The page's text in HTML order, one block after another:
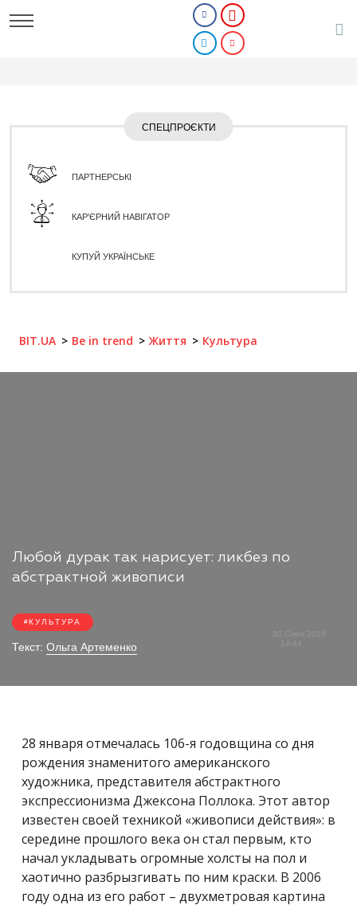
СПЕЦПРОЄКТИ
ПАРТНЕРСЬКІ
КАР'ЄРНИЙ НАВІГАТОР
КУПУЙ УКРАЇНСЬКЕ
BIT.UA Be in trend Життя Культура
Любой дурак так нарисует: ликбез по
абстрактной живописи
КУЛЬТУРА
Текст: Ольга Артеменко
28 января отмечалась 106-я годовщина со дня
рождения знаменитого американского
художника, представителя абстрактного
экспрессионизма Джексона Поллока. Этот автор
известен своей техникой «живописи действия»: в
середине прошлого века он стал первым, кто
начал укладывать огромные холсты на пол и
хаотично разбрызгивать по ним краски. В 2006
году одна из его работ – двухметровая картина